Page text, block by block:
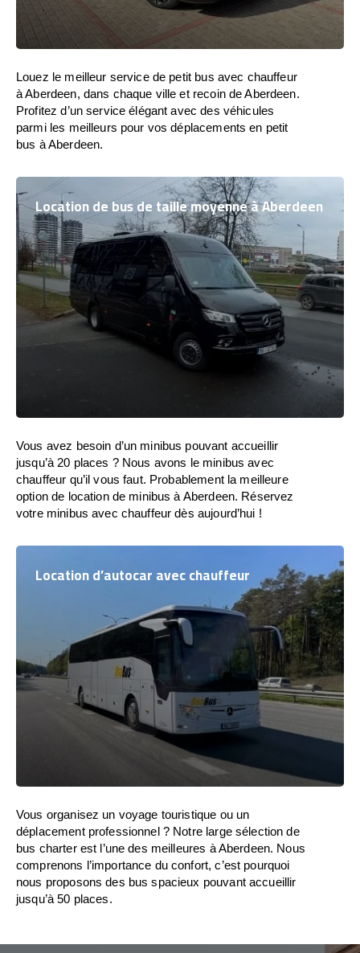
Louez le meilleur service de petit bus avec chauffeur
à Aberdeen, dans chaque ville et recoin de Aberdeen.
Profitez d’un service élégant avec des véhicules
parmi les meilleurs pour vos déplacements en petit
bus à Aberdeen.
Location de bus de taille moyenne à Aberdeen
Vous avez besoin d’un minibus pouvant accueillir
jusqu’à 20 places ? Nous avons le minibus avec
chauffeur qu’il vous faut. Probablement la meilleure
option de location de minibus à Aberdeen. Réservez
votre minibus avec chauffeur dès aujourd’hui !
Location d’autocar avec chauffeur
Vous organisez un voyage touristique ou un
déplacement professionnel ? Notre large sélection de
bus charter est l’une des meilleures à Aberdeen. Nous
comprenons l’importance du confort, c’est pourquoi
nous proposons des bus spacieux pouvant accueillir
jusqu’à 50 places.